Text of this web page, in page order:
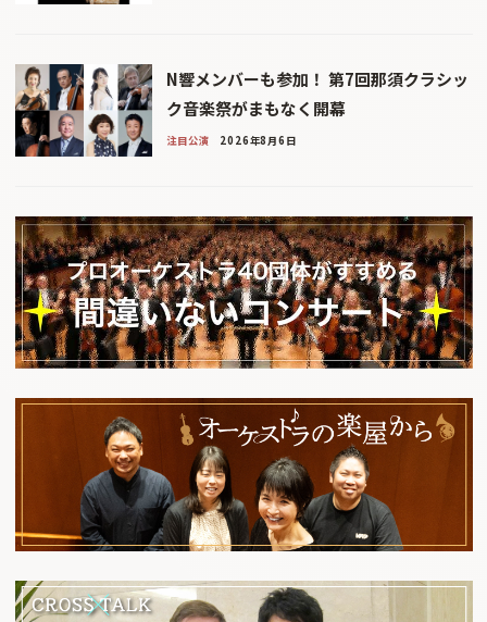
N響メンバーも参加！ 第7回那須クラシッ
ク音楽祭がまもなく開幕
注目公演 2026年8月6日